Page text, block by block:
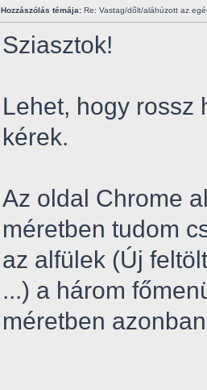
Hozzászólás témája: Re: Vastag/dőlt/aláhúzott az
Sziasztok!
Lehet, hogy rossz
kérek.
Az oldal Chrome
méretben tudom
az alfülek (Új
...) a három
méretben